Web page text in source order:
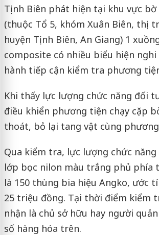
Tịnh Biên phát hiện tại khu vực bờ
(thuộc Tổ 5, khóm Xuân Biên, thị
huyện Tịnh Biên, An Giang) 1
composite có nhiều biểu hiện nghi
hành tiếp cận kiểm tra phương
Khi thấy lực lượng chức năng đối
điều khiển phương tiện chạy cặp
thoát, bỏ lại tang vật cùng
Qua kiểm tra, lực lượng chức
lớp bọc nilon màu trắng phủ phía
là 150 thùng bia hiệu Angko, ước
25 triệu đồng. Tại thời điểm kiểm
nhận là chủ sở hữu hay người
số hàng hóa trên.